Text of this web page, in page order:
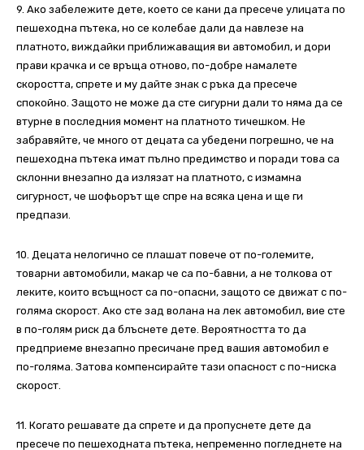
9. Ако забележите дете, което се кани да пресече улицата по
пешеходна пътека, но се колебае дали да навлезе на
платното, виждайки приближаващия ви автомобил, и дори
прави крачка и се връща отново, по-добре намалете
скоростта, спрете и му дайте знак с ръка да пресече
спокойно. Защото не може да сте сигурни дали то няма да се
втурне в последния момент на платното тичешком. Не
забравяйте, че много от децата са убедени погрешно, че на
пешеходна пътека имат пълно предимство и поради това са
склонни внезапно да излязат на платното, с измамна
сигурност, че шофьорът ще спре на всяка цена и ще ги
предпази.
10. Децата нелогично се плашат повече от по-големите,
товарни автомобили, макар че са по-бавни, а не толкова от
леките, които всъщност са по-опасни, защото се движат с по-
голяма скорост. Ако сте зад волана на лек автомобил, вие сте
в по-голям риск да блъснете дете. Вероятността то да
предприеме внезапно пресичане пред вашия автомобил е
по-голяма. Затова компенсирайте тази опасност с по-ниска
скорост.
11. Когато решавате да спрете и да пропуснете дете да
пресече по пешеходната пътека, непременно погледнете на